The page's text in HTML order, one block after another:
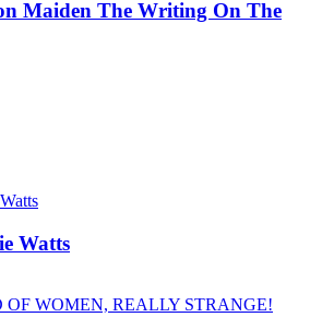
Maiden The Writing On The
Watts